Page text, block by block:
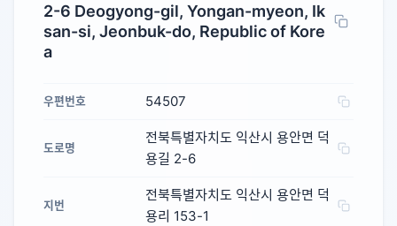
2-6 Deogyong-gil, Yongan-myeon, Ik
san-si, Jeonbuk-do, Republic of Kore
a
우편번호 54507
도로명
전북특별자치도 익산시 용안면 덕
용길 2-6
지번
전북특별자치도 익산시 용안면 덕
용리 153-1